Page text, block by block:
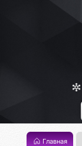
Главная